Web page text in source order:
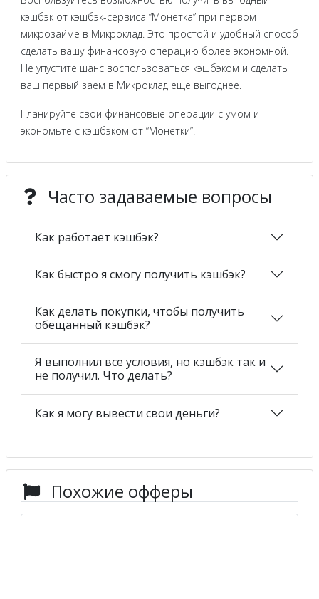
кэшбэк от кэшбэк-сервиса “Монетка” при первом
микрозайме в Микроклад. Это простой и удобный способ
сделать вашу финансовую операцию более экономной.
Не упустите шанс воспользоваться кэшбэком и сделать
ваш первый заем в Микроклад еще выгоднее.
Планируйте свои финансовые операции с умом и
экономьте с кэшбэком от “Монетки”.
Часто задаваемые вопросы
Как работает кэшбэк?
Как быстро я смогу получить кэшбэк?
Как делать покупки, чтобы получить
обещанный кэшбэк?
Я выполнил все условия, но кэшбэк так и
не получил. Что делать?
Как я могу вывести свои деньги?
Похожие офферы